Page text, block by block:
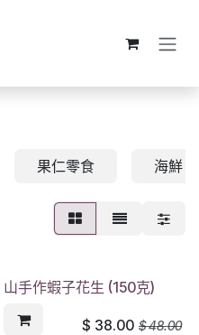
果仁零食 海鮮
山手作蝦子花生 (150克)
$ 38.00 $48.00